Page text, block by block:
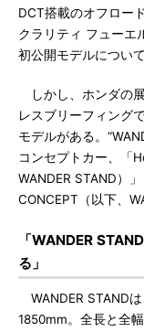
DCT搭載のオフロー
クラリティ フューエ
初公開モデルについ
しかし、ホンダの
レスブリーフィング
モデルがある。
コンセプトカー、「
WANDER STAND）
CONCEPT（以下、
「WANDER
る」
WANDER STAND
1850mm。全長と全